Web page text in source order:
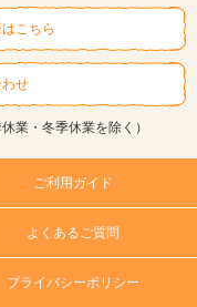
こちら
せ
業・冬季休業を除く）
ご利用ガイド
よくあるご質問
プライバシーポリシー